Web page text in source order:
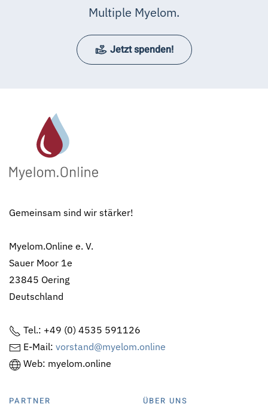
Multiple Myelom.
Jetzt spenden!
Gemeinsam sind wir stärker!
Myelom.Online e. V.
Sauer Moor 1e
23845 Oering
Deutschland
Tel.: +49 (0) 4535 591126
E-Mail: vorstand@myelom.online
Web: myelom.online
PARTNER ÜBER UNS